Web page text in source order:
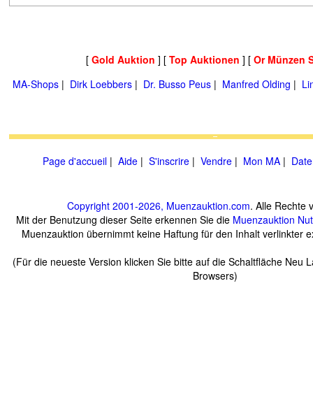
[ Gold Auktion ] [ Top Auktionen ] [ Or Münzen
MA-Shops | Dirk Loebbers | Dr. Busso Peus | Manfred Olding |
Page d'accueil| Aide| S'inscrire| Vendre| Mon MA|
Copyright 2001-2026, Muenzauktion.com. Alle Rechte
Mit der Benutzung dieser Seite erkennen Sie die Muenzauktion
Muenzauktion übernimmt keine Haftung für den Inhalt verlinkter
(Für die neueste Version klicken Sie bitte auf die Schaltfläche Neu
Browsers)